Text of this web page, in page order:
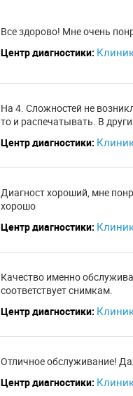
Все здорово! Мне очень
Центр диагностики:
На 4. Сложностей не
то и распечатывать. В
Центр диагностики:
Диагност хороший, мне
хорошо
Центр диагностики:
Качество именно
соответствует снимкам.
Центр диагностики:
Отличное обслуживание!
Центр диагностики: